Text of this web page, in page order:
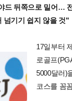
드 뒤쪽으로 밀어…
넘기기 쉽지 않을 것"
17일부터
로골프
5000달러)
코스를 꼼